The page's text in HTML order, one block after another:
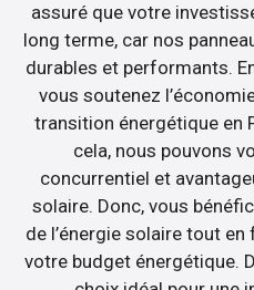
assuré que votre
long terme, car nos
durables et performants.
vous soutenez
transition énergétique en
cela, nous pouvons
concurrentiel et
solaire. Donc, vous
de l’énergie solaire tout
votre budget énergétique.